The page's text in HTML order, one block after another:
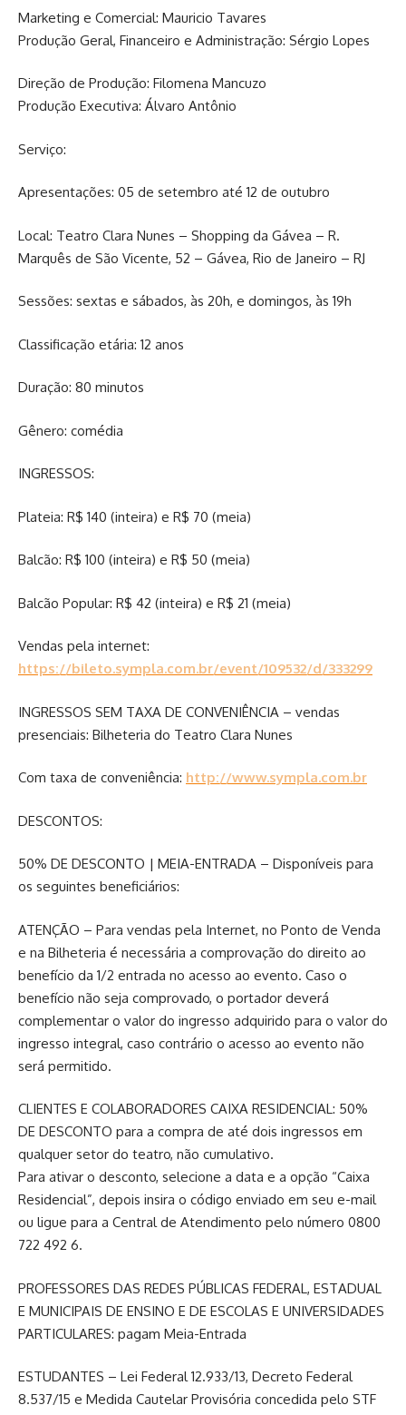
Marketing e Comercial: Mauricio Tavares
Produção Geral, Financeiro e Administração: Sérgio Lopes
Direção de Produção: Filomena Mancuzo
Produção Executiva: Álvaro Antônio
Serviço:
Apresentações: 05 de setembro até 12 de outubro
Local: Teatro Clara Nunes – Shopping da Gávea – R.
Marquês de São Vicente, 52 – Gávea, Rio de Janeiro – RJ
Sessões: sextas e sábados, às 20h, e domingos, às 19h
Classificação etária: 12 anos
Duração: 80 minutos
Gênero: comédia
INGRESSOS:
Plateia: R$ 140 (inteira) e R$ 70 (meia)
Balcão: R$ 100 (inteira) e R$ 50 (meia)
Balcão Popular: R$ 42 (inteira) e R$ 21 (meia)
Vendas pela internet:
https://bileto.sympla.com.br/event/109532/d/333299
INGRESSOS SEM TAXA DE CONVENIÊNCIA – vendas
presenciais: Bilheteria do Teatro Clara Nunes
Com taxa de conveniência: http://www.sympla.com.br
DESCONTOS:
50% DE DESCONTO | MEIA-ENTRADA – Disponíveis para
os seguintes beneficiários:
ATENÇÃO – Para vendas pela Internet, no Ponto de Venda
e na Bilheteria é necessária a comprovação do direito ao
benefício da 1/2 entrada no acesso ao evento. Caso o
benefício não seja comprovado, o portador deverá
complementar o valor do ingresso adquirido para o valor do
ingresso integral, caso contrário o acesso ao evento não
será permitido.
CLIENTES E COLABORADORES CAIXA RESIDENCIAL: 50%
DE DESCONTO para a compra de até dois ingressos em
qualquer setor do teatro, não cumulativo.
Para ativar o desconto, selecione a data e a opção “Caixa
Residencial”, depois insira o código enviado em seu e-mail
ou ligue para a Central de Atendimento pelo número 0800
722 492 6.
PROFESSORES DAS REDES PÚBLICAS FEDERAL, ESTADUAL
E MUNICIPAIS DE ENSINO E DE ESCOLAS E UNIVERSIDADES
PARTICULARES: pagam Meia-Entrada
ESTUDANTES – Lei Federal 12.933/13, Decreto Federal
8.537/15 e Medida Cautelar Provisória concedida pelo STF